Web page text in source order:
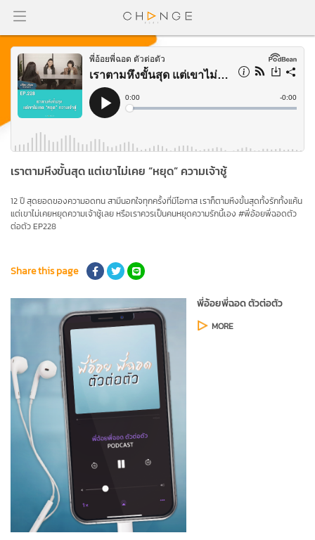
เราตามหึงขั้นสุด แต่เขาไม่เคย “หยุด” ความเจ้าชู้
12 ปี สุดยอดของความอดทน สามีนอกใจทุกครั้งที่มีโอกาส เราก็ตามหึงขั้นสุดทั้งรักทั้งแค้น
แต่เขาไม่เคยหยุดความเจ้าชู้เลย หรือเราควรเป็นคนหยุดความรักนี้เอง #พี่อ้อยพี่ฉอดตัว
ต่อตัว EP228
Share this page
พี่อ้อยพี่ฉอด ตัวต่อตัว
MORE